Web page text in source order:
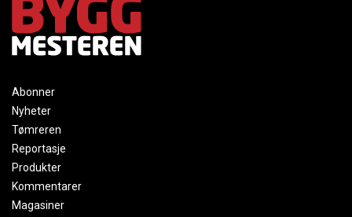
Abonner
Nyheter
Tømreren
Reportasje
Produkter
Kommentarer
Magasiner